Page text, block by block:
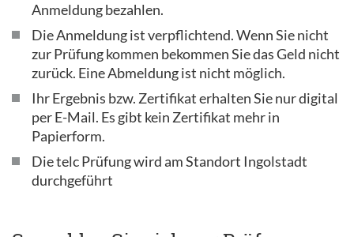
Anmeldung bezahlen.
Die Anmeldung ist verpflichtend. Wenn Sie nicht
zur Prüfung kommen bekommen Sie das Geld nicht
zurück. Eine Abmeldung ist nicht möglich.
Ihr Ergebnis bzw. Zertifikat erhalten Sie nur digital
per E-Mail. Es gibt kein Zertifikat mehr in
Papierform.
Die telc Prüfung wird am Standort Ingolstadt
durchgeführt